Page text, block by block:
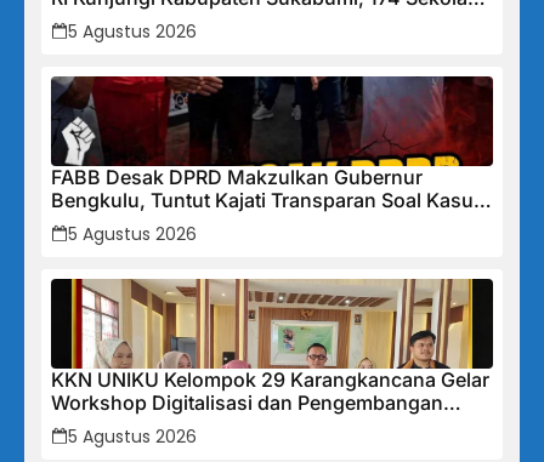
Mendapat Bantuan Rehabilitasi
5 Agustus 2026
FABB Desak DPRD Makzulkan Gubernur
Bengkulu, Tuntut Kajati Transparan Soal Kasus
Mega Mall
5 Agustus 2026
KKN UNIKU Kelompok 29 Karangkancana Gelar
Workshop Digitalisasi dan Pengembangan
UMKM
5 Agustus 2026